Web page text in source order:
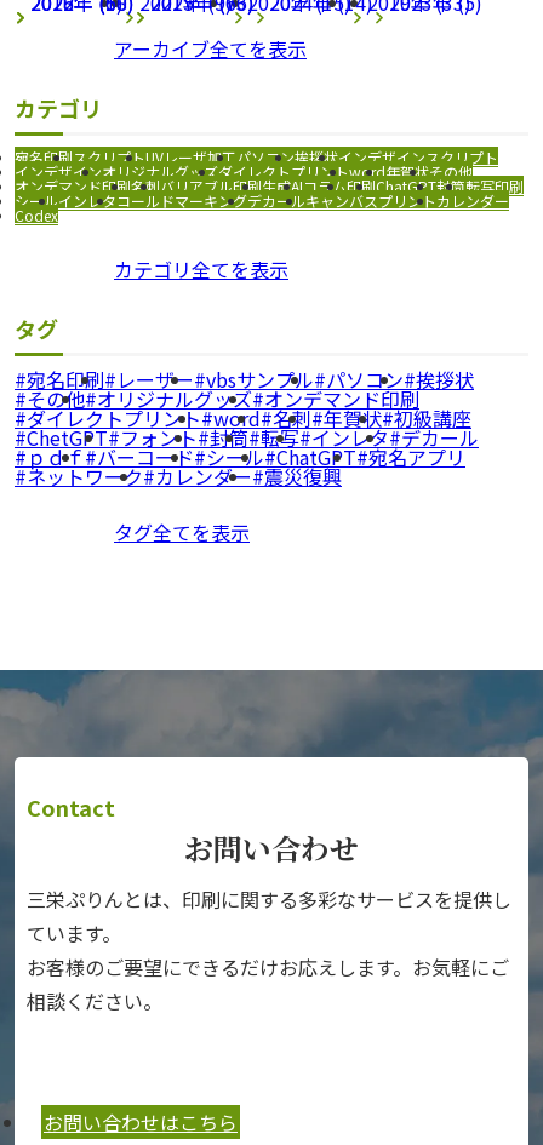
アーカイブ全てを表示
カテゴリ
宛名印刷スクリプトUVレーザ加工パソコン挨拶状インデザインスクリプト
インデザインオリジナルグッズダイレクトプリントword年賀状その他
オンデマンド印刷名刺バリアブル印刷生成AIコラム印刷ChatGPT封筒転写印刷
シールインレタコールドマーキングデカールキャンバスプリントカレンダー
Codex
カテゴリ全てを表示
タグ
宛名印刷 レーザー vbsサンプル パソコン 挨拶状
その他 オリジナルグッズ オンデマンド印刷
ダイレクトプリント word 名刺 年賀状 初級講座
ChetGPT フォント 封筒 転写 インレタ デカール
ｐｄｆ バーコード シール ChatGPT 宛名アプリ
ネットワーク カレンダー 震災復興
タグ全てを表示
Contact
お問い合わせ
三栄ぷりんとは、印刷に関する多彩なサービスを提供し
ています。
お客様のご要望にできるだけお応えします。お気軽にご
相談ください。
お問い合わせはこちら